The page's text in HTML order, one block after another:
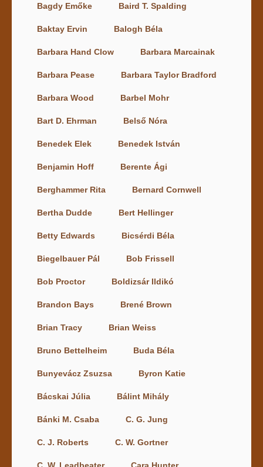
Bagdy Emőke Baird T. Spalding
Baktay Ervin Balogh Béla
Barbara Hand Clow Barbara Marcainak
Barbara Pease Barbara Taylor Bradford
Barbara Wood Barbel Mohr
Bart D. Ehrman Belső Nóra
Benedek Elek Benedek István
Benjamin Hoff Berente Ági
Berghammer Rita Bernard Cornwell
Bertha Dudde Bert Hellinger
Betty Edwards Bicsérdi Béla
Biegelbauer Pál Bob Frissell
Bob Proctor Boldizsár Ildikó
Brandon Bays Brené Brown
Brian Tracy Brian Weiss
Bruno Bettelheim Buda Béla
Bunyevácz Zsuzsa Byron Katie
Bácskai Júlia Bálint Mihály
Bánki M. Csaba C. G. Jung
C. J. Roberts C. W. Gortner
C. W. Leadbeater Cara Hunter